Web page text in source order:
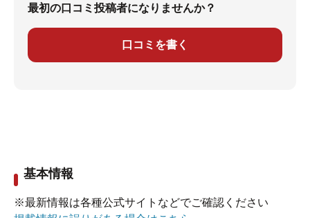
最初の口コミ投稿者になりませんか？
口コミを書く
基本情報
※最新情報は各種公式サイトなどでご確認ください